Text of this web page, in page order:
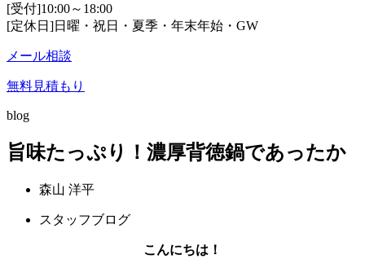
[受付]10:00～18:00
[定休日]日曜・祝日・夏季・年末年始・GW
メール相談
無料見積もり
blog
旨味たっぷり！濃厚背徳鍋であったか
森山 洋平
スタッフブログ
こんにちは！